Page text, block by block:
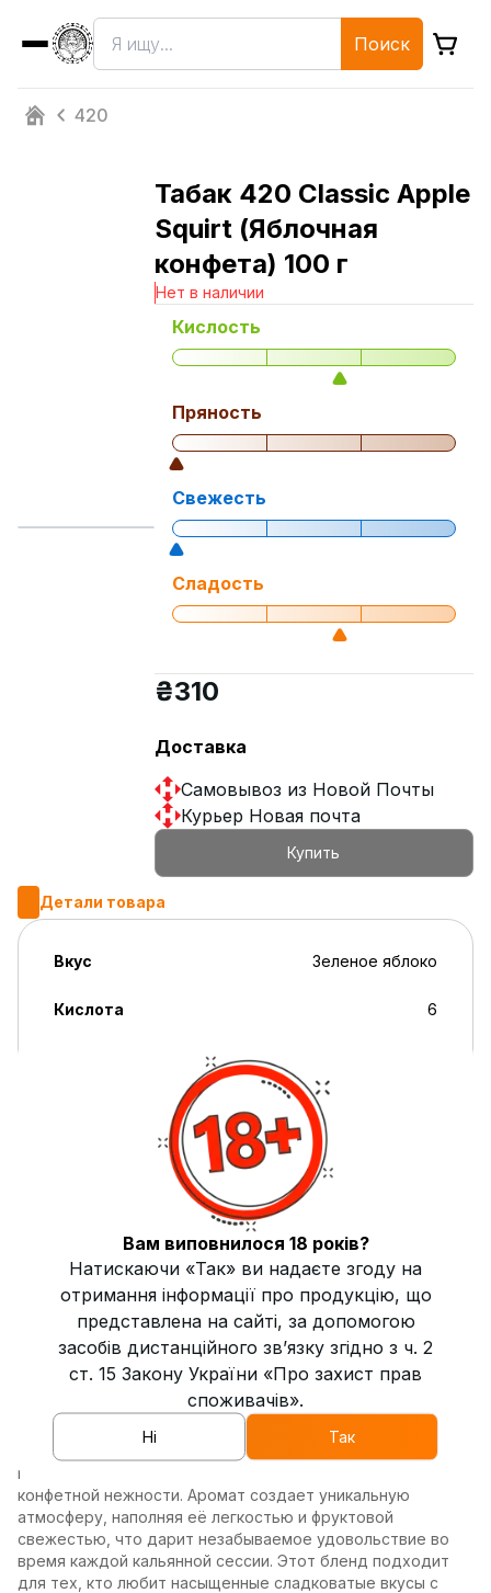
Поиск
420
Табак 420 Classic Apple
Squirt (Яблочная
конфета) 100 г
Нет в наличии
Кислость
Пряность
Свежесть
Сладость
₴310
Доставка
Самовывоз из Новой Почты
Курьер Новая почта
Купить
Детали товара
Вкус Зеленое яблоко
Кислота 6
Крепость
Жаростойкость Высокая
Страна производитель Украина
Описание
Табак для кальяна 4:20 Hookah Apple Squirt 100 г — это
гармоничное сочетание сочных нот яблока и сладкой
конфетной нежности. Аромат создает уникальную
атмосферу, наполняя её легкостью и фруктовой
свежестью, что дарит незабываемое удовольствие во
время каждой кальянной сессии. Этот бленд подходит
для тех, кто любит насыщенные сладковатые вкусы с
Вам виповнилося 18 років?
Натискаючи «Так» ви надаєте згоду на
отримання інформації про продукцію, що
представлена на сайті, за допомогою
засобів дистанційного зв’язку згідно з ч. 2
ст. 15 Закону України «Про захист прав
споживачів».
Ні Так